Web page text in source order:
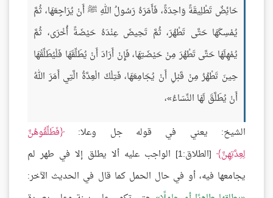
حَائِضٌ تَطْلِيقَةً وَاحِدَةً، فَأَمَرَهُ رَسُولُ اللهِ ﷺ أَنْ يُرَاجِعَهَا، ثُمَّ
يُمْسِكَهَا حَتَّى تَطْهُرَ، ثُمَّ تَحِيضَ عِنْدَهُ حَيْضَةً أُخْرَى، ثُمَّ
يُمْهِلَهَا حَتَّى تَطْهُرَ مِنْ حَيْضَتِهَا، فَإِنْ أَرَادَ أَنْ يُطَلِّقَهَا فَلْيُطَلِّقْهَا
حِينَ تَطْهُرُ مِنْ قَبْلِ أَنْ يُجَامِعَهَا، فَتِلْكَ الْعِدَّةُ الَّتِي أَمَرَ اللهُ
أَنْ يُطَلَّقَ لَهَا النِّسَاءُ»،
الشيخ: يعني في قوله جل وعلا:
فَطَلِّقُوهُنَّ
لِعِدَّتِهِنَّ
[الطلاق:1] الواجب عليه ألا يطلق إلا في طهر لم
يجامعها فيه، أو في حال الحمل كما قال في الحديث الآخر: